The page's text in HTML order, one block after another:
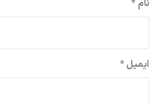
نام *
ایمیل*